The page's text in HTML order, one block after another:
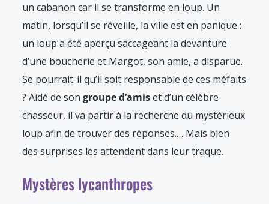
un cabanon car il se transforme en loup. Un
matin, lorsqu’il se réveille, la ville est en panique :
un loup a été aperçu saccageant la devanture
d’une boucherie et Margot, son amie, a disparue.
Se pourrait-il qu’il soit responsable de ces méfaits
? Aidé de son groupe d’amiset d’un célèbre
chasseur, il va partir à la recherche du mystérieux
loup afin de trouver des réponses.… Mais bien
des surprises les attendent dans leur traque.
Mystères lycanthropes